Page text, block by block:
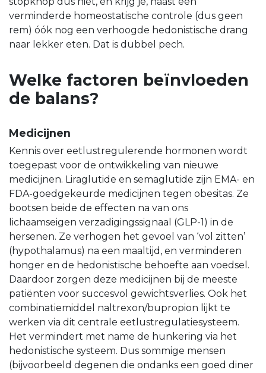
verminderde homeostatische controle (dus geen
rem) óók nog een verhoogde hedonistische drang
naar lekker eten. Dat is dubbel pech.
Welke factoren beïnvloeden
de balans?
Medicijnen
Kennis over eetlustregulerende hormonen wordt
toegepast voor de ontwikkeling van nieuwe
medicijnen. Liraglutide en semaglutide zijn EMA- en
FDA-goedgekeurde medicijnen tegen obesitas. Ze
bootsen beide de effecten na van ons
lichaamseigen verzadigingssignaal (GLP-1) in de
hersenen. Ze verhogen het gevoel van ‘vol zitten’
(hypothalamus) na een maaltijd, en verminderen
honger en de hedonistische behoefte aan voedsel.
Daardoor zorgen deze medicijnen bij de meeste
patiënten voor succesvol gewichtsverlies. Ook het
combinatiemiddel naltrexon/bupropion lijkt te
werken via dit centrale eetlustregulatiesysteem.
Het vermindert met name de hunkering via het
hedonistische systeem. Dus sommige mensen
(bijvoorbeeld degenen die ondanks een goed diner